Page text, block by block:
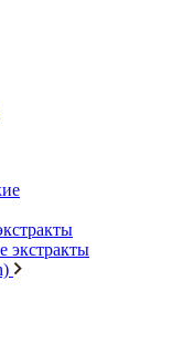
экстракты